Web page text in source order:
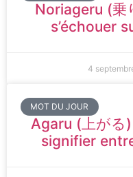
Noriageru (乗
s’échouer
4
MOT DU JOUR
Agaru (上が
signifier